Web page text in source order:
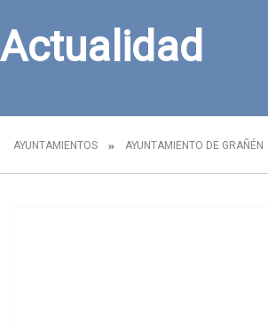
Actualidad
AYUNTAMIENTOS AYUNTAMIENTO DE GRAÑÉN